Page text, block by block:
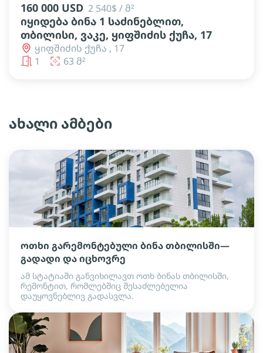
160 000 USD 2 540$ / მ²
იყიდება ბინა 1 საძინებლით,
თბილისი, ვაკე, ყიფშიძის ქუჩა, 17
ყიფშიძის ქუჩა , 17
1
63 მ²
ახალი ამბები
ოთხი გარემონტებული ბინა თბილისში—
გადადი და იცხოვრე
ამ სტატიაში განვიხილავთ ოთხ ბინას თბილისში,
რემონტით, რომლებშიც შესაძლებელია
დაუყოვნებლივ გადასვლა.